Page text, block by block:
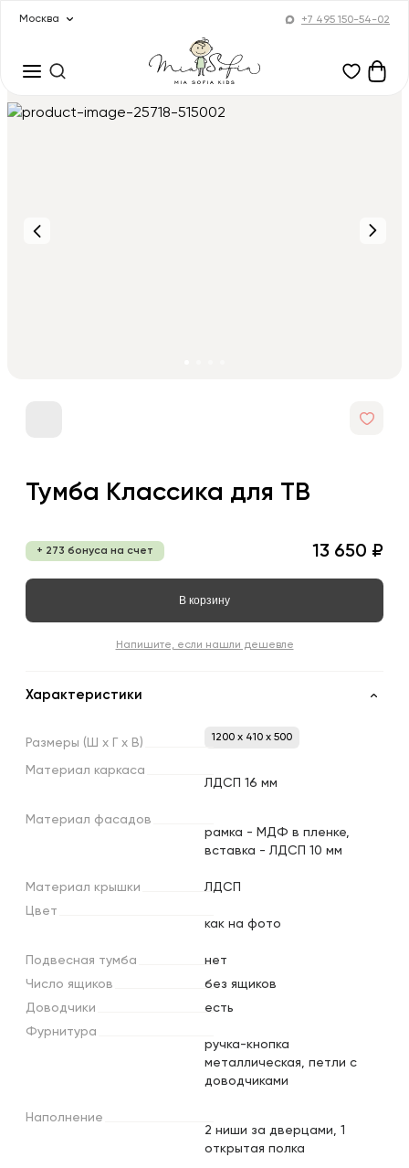
Москва +7 495 150-54-02
Тумба Классика для ТВ
+ 273 бонуса на счет 13 650 ₽
В корзину
Напишите, если нашли дешевле
Характеристики
Размеры (Ш х х В) 1200 x 410 x 500
Материал каркаса
ЛДСП 16 мм
Материал фасадов
рамка - МДФ в пленке,
вставка - ЛДСП 10 мм
Материал крышки
ЛДСП
Цвет
как на фото
Подвесная тумба
нет
Число ящиков
без ящиков
Доводчики
есть
Фурнитура
ручка-кнопка
металлическая, петли с
доводчиками
Наполнение
2 ниши за дверцами, 1
открытая полка